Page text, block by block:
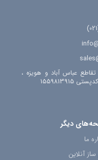
عباس آباد و هویزه ،
دیگر
ما
آنلاین